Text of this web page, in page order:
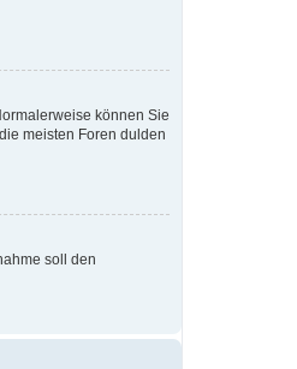
können Sie
meisten Foren dulden
soll den